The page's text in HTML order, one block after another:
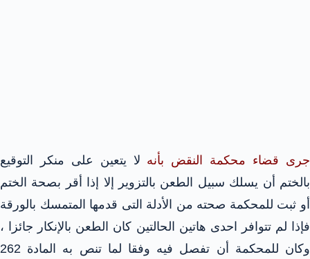
جرى قضاء محكمة النقض بأنه لا يتعين على منكر التوقيع
بالختم أن يسلك سبيل الطعن بالتزوير إلا إذا أقر بصحة الختم
أو ثبت للمحكمة صحته من الأدلة التى قدمها المتمسك بالورقة
فإذا لم تتوافر احدى هاتين الحالتين كان الطعن بالإنكار جائزا ،
وكان للمحكمة أن تفصل فيه وفقا لما تنص به المادة 262